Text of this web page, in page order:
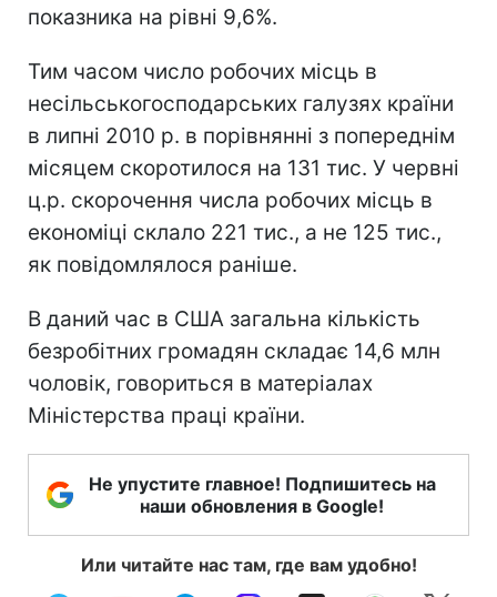
показника на рівні 9,6%.
Тим часом число робочих місць в
несільськогосподарських галузях країни
в липні 2010 р. в порівнянні з попереднім
місяцем скоротилося на 131 тис. У червні
ц.р. скорочення числа робочих місць в
економіці склало 221 тис., а не 125 тис.,
як повідомлялося раніше.
В даний час в США загальна кількість
безробітних громадян складає 14,6 млн
чоловік, говориться в матеріалах
Міністерства праці країни.
Не упустите главное! Подпишитесь на
наши обновления в Google!
Или читайте нас там, где вам удобно!